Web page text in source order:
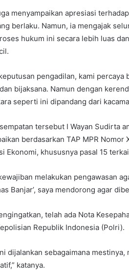
menyampaikan apresiasi
berlaku. Namun, ia mengajak
hukum ini secara lebih luas
pengadilan, kami
bijaksana. Namun dengan
seperti ini dipandang dari
tersebut I Wayan Sudirta
berdasarkan TAP MPR
Ekonomi, khususnya pasal 15
melakukan pengawasan
Banjar’, saya mendorong agar
telah ada Nota
Republik Indonesia (Polri).
dijalankan sebagaimana
katanya.